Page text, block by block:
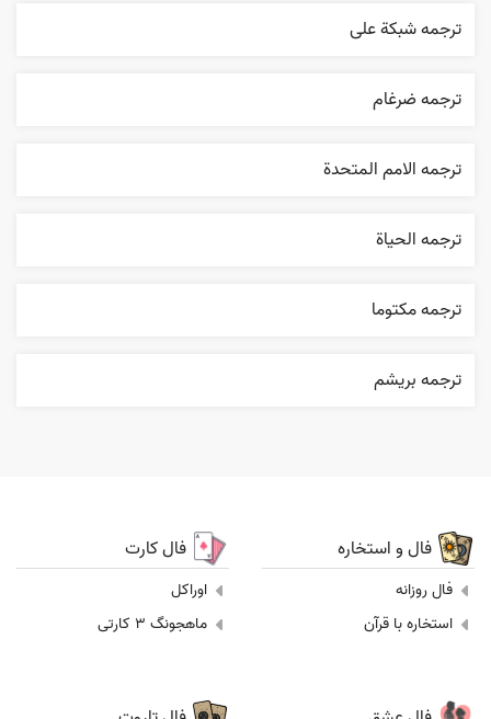
ترجمه شبکة علی
ترجمه ضرغام
ترجمه الامم المتحدة
ترجمه الحیاة
ترجمه مکتوما
ترجمه بریشم
فال و استخاره
فال روزانه
استخاره با قرآن
فال کارت
اوراکل
ماهجونگ 3 کارتی